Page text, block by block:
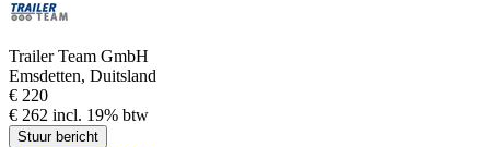
Trailer Team GmbH
Emsdetten, Duitsland
€ 220
€ 262 incl. 19% btw
Stuur bericht